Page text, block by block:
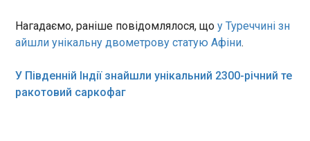
Детройта відкрито
кримінальне провадження
щодо 53-річного Вінсента
дослідницьку групу з вірусної
екології у престижній
Вперше показано українську ракету проти
балістики
В Україні провели випробування ракети FP-7.X,
яка ляже в основу антибалістичної системи
Нагадаємо, раніше повідомлялося, щоу Туреччині зн
айшли унікальну двометрову статую Афіни.
У Південній Індії знайшли унікальний 2300-річний те
ракотовий саркофаг